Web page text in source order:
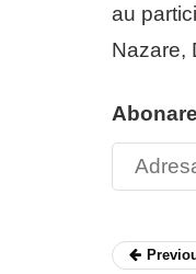
au
Nazare,